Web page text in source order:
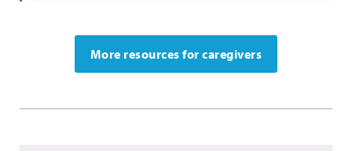
More resources for caregivers